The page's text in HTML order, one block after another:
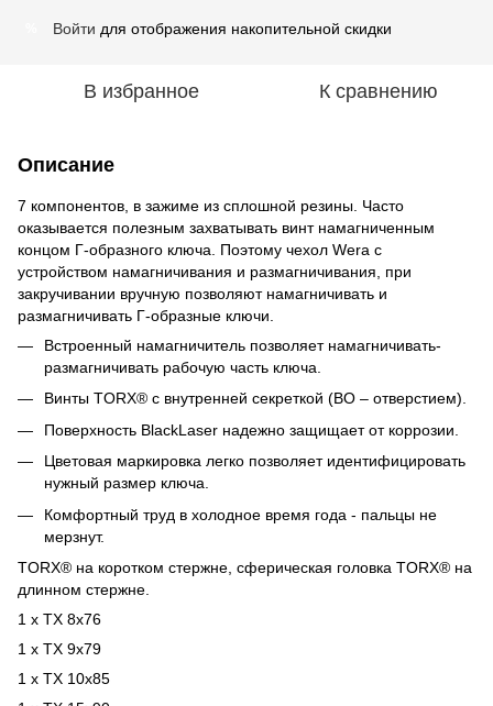
Войти для отображения накопительной скидки
В избранное К сравнению
Описание
7 компонентов, в зажиме из сплошной резины. Часто
оказывается полезным захватывать винт намагниченным
концом Г-образного ключа. Поэтому чехол Wera с
устройством намагничивания и размагничивания, при
закручивании вручную позволяют намагничивать и
размагничивать Г-образные ключи.
Встроенный намагничитель позволяет намагничивать-
размагничивать рабочую часть ключа.
Винты TORX® с внутренней секреткой (BO – отверстием).
Поверхность BlackLaser надежно защищает от коррозии.
Цветовая маркировка легко позволяет идентифицировать
нужный размер ключа.
Комфортный труд в холодное время года - пальцы не
мерзнут.
TORX® на коротком стержне, сферическая головка TORX® на
длинном стержне.
1 x TX 8x76
1 x TX 9x79
1 x TX 10x85